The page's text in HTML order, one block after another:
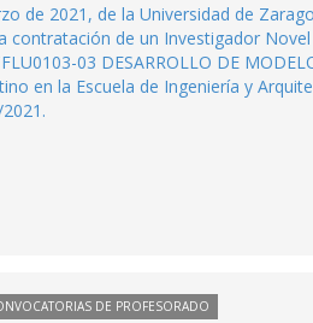
de 2021, de la Universidad de
contratación de un Investigador
03 DESARROLLO DE
en la Escuela de Ingeniería y
DE PROFESORADO